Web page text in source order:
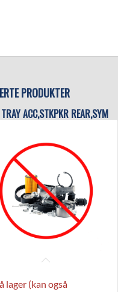
PRODUKTER
ACC,STKPKR REAR,SYM
lager (kan også